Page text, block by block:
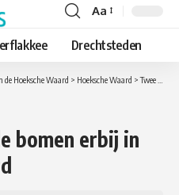
Lettergrootte
aanpassen
Aa
Drechtsteden
de Hoeksche Waard > Hoeksche Waard >Twee monumentale bomen erbij in de Hoeksche Waard
bomen erbij in